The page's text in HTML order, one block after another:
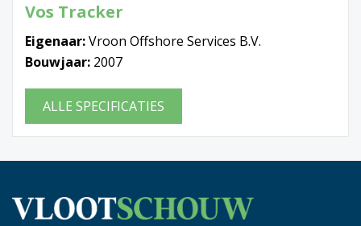
Vos Tracker
Eigenaar:Vroon Offshore Services B.V.
Bouwjaar: 2007
ALLE SPECIFICATIES